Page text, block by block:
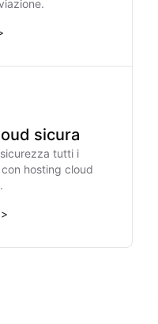
sicura
tutti i
hosting cloud
>